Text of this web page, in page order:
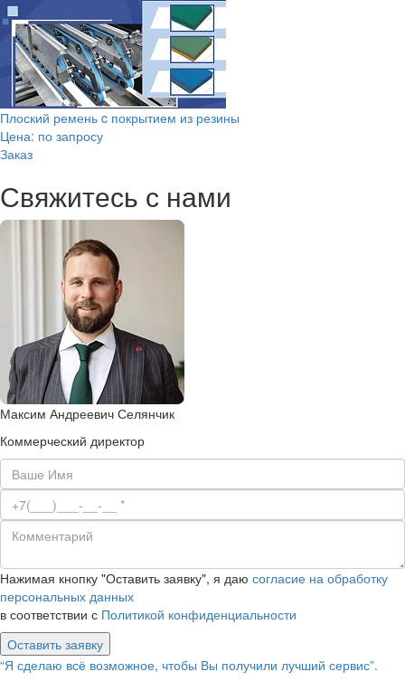
Плоский ремень c покрытием из резины
Цена: по запросу
Заказ
Свяжитесь с нами
Максим Андреевич Селянчик
Коммерческий директор
Нажимая кнопку "Оставить заявку", я даю согласие на обработку
персональных данных
в соответствии с Политикой конфиденциальности
Оставить заявку
“Я сделаю всё возможное, чтобы Вы получили лучший сервис”.